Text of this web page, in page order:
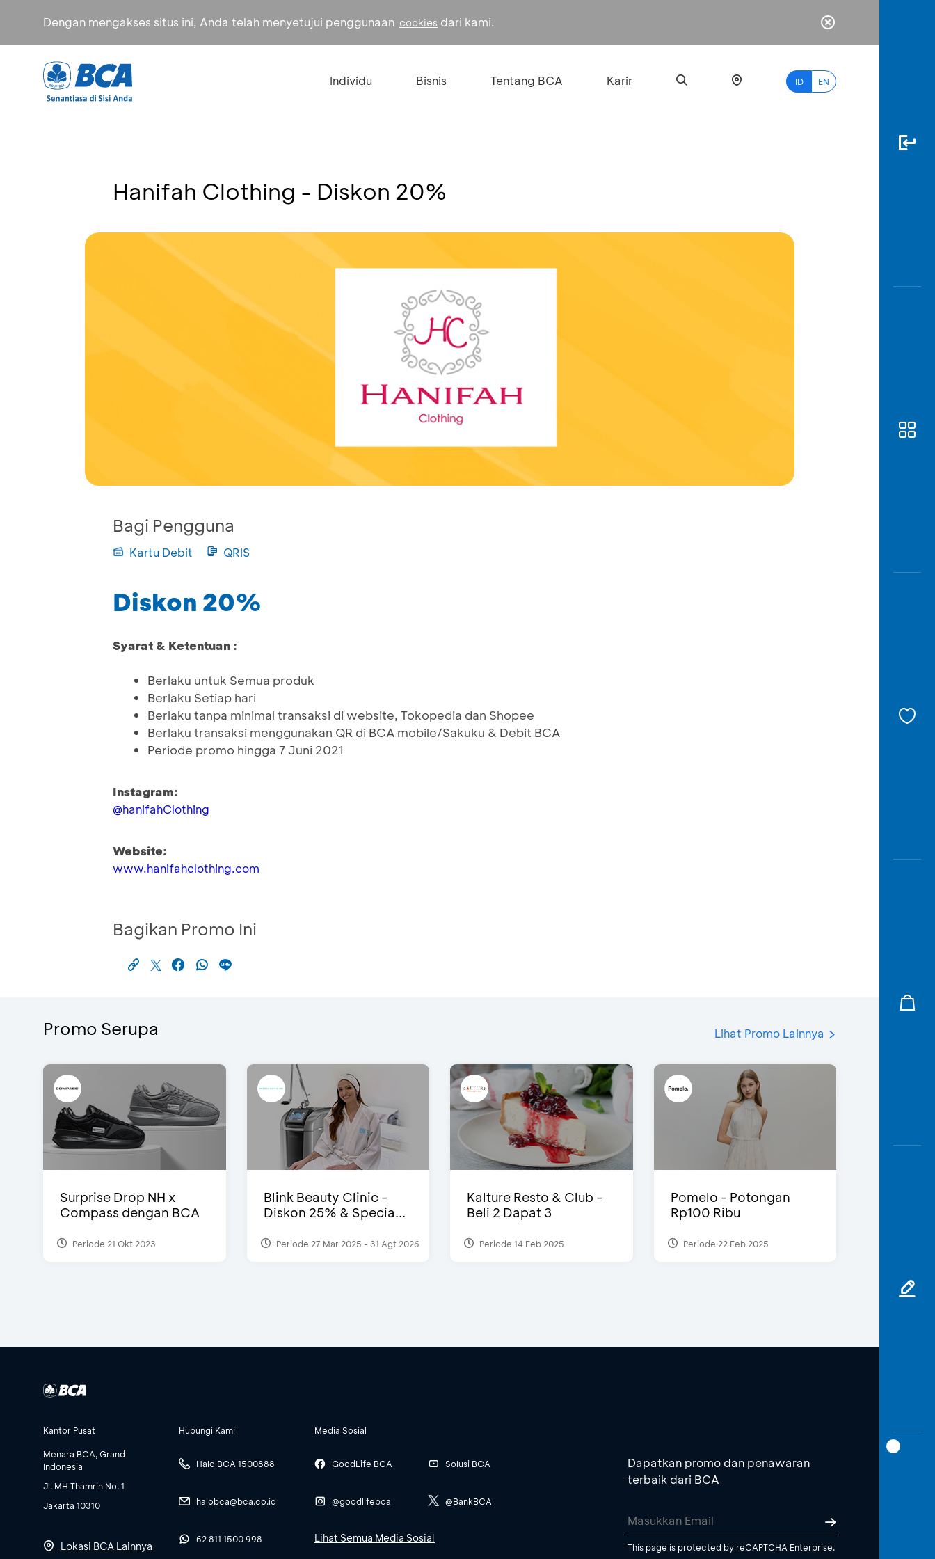
Dengan mengakses situs ini, Anda telah menyetujui penggunaan cookies dari kami.
Individu Bisnis Tentang BCA Karir ID EN
Hanifah Clothing - Diskon 20%
Bagi Pengguna
Kartu Debit QRIS
Diskon 20%
Syarat & Ketentuan :
Berlaku untuk Semua produk
Berlaku Setiap hari
Berlaku tanpa minimal transaksi di website, Tokopedia dan Shopee
Berlaku transaksi menggunakan QR di BCA mobile/Sakuku & Debit BCA
Periode promo hingga 7 Juni 2021
Instagram:
@hanifahClothing
Website:
www.hanifahclothing.com
Bagikan Promo Ini
Promo Serupa Lihat Promo Lainnya
Surprise Drop NH x
Compass dengan BCA
Periode 21 Okt 2023
Blink Beauty Clinic -
Diskon 25% & Specia...
Periode 27 Mar 2025 - 31 Agt 2026
Kalture Resto & Club -
Beli 2 Dapat 3
Periode 14 Feb 2025
Pomelo - Potongan
Rp100 Ribu
Periode 22 Feb 2025
Kantor Pusat
Menara BCA, Grand
Indonesia
Jl. MH Thamrin No. 1
Jakarta 10310
Lokasi BCA Lainnya
Hubungi Kami
Halo BCA 1500888
halobca@bca.co.id
62 811 1500 998
Media Sosial
GoodLife BCA
@goodlifebca
Solusi BCA
@BankBCA
Lihat Semua Media Sosial
Dapatkan promo dan penawaran
terbaik dari BCA
This page is protected by reCAPTCHA Enterprise.